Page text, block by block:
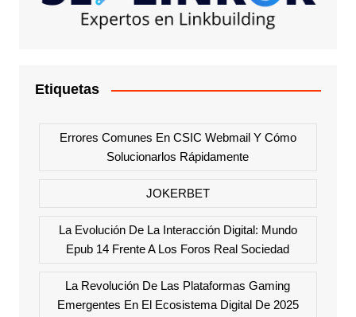
Etiquetas
Errores Comunes En CSIC Webmail Y Cómo
Solucionarlos Rápidamente
JOKERBET
La Evolución De La Interacción Digital: Mundo
Epub 14 Frente A Los Foros Real Sociedad
La Revolución De Las Plataformas Gaming
Emergentes En El Ecosistema Digital De 2025